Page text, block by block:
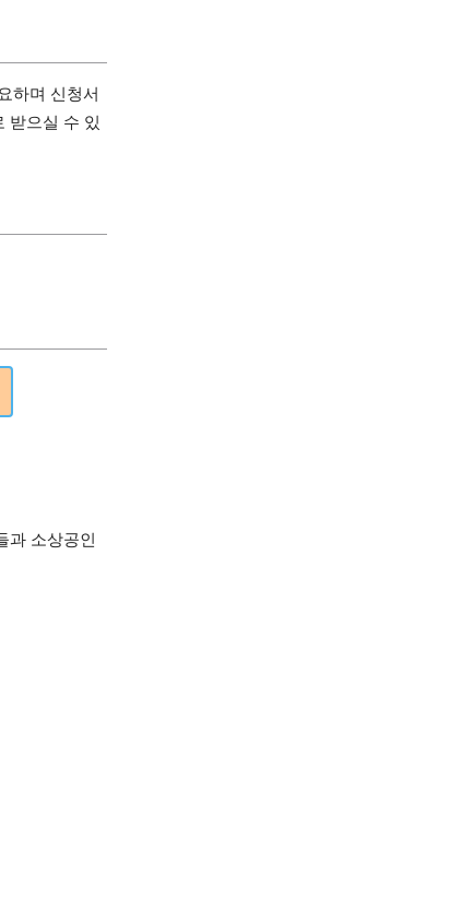
하며 신청서
받으실 수 있
과 소상공인